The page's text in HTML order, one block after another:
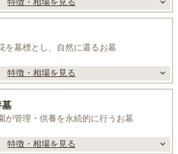
を墓標とし、自然に還るお墓
特徴・相場を見る
墓
が管理・供養を永続的に行うお墓
特徴・相場を見る